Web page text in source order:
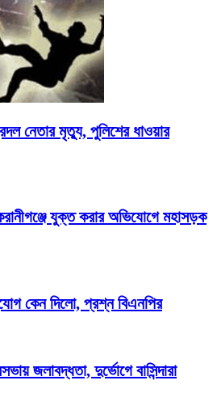
নেতার মৃত্যু, পুলিশের ধাওয়ার
যুক্ত করার অভিযোগে মহাসড়ক
কেন দিলো, প্রশ্ন বিএনপির
জলাবদ্ধতা, দুর্ভোগে বাসিন্দারা